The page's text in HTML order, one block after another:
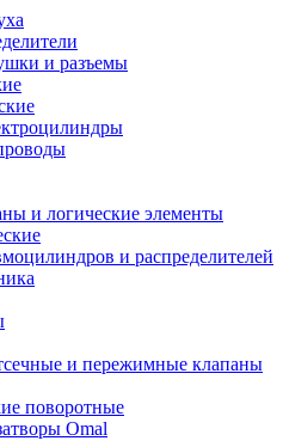
и разъемы
и логические элементы
и распределителей
и пережимные клапаны
поворотные
Omal